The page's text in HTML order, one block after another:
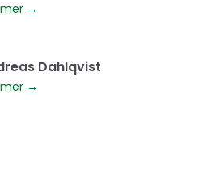
mer →
Dahlqvist
mer →